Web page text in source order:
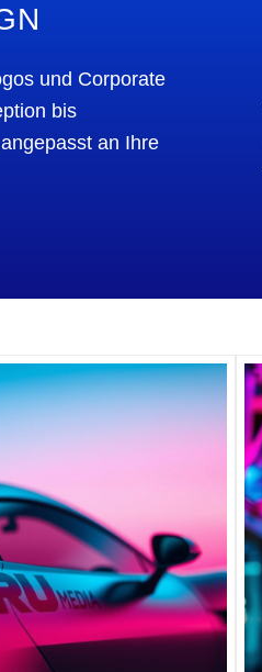
und Corporate
bis
an Ihre